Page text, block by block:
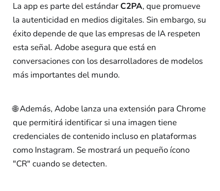
La app es parte del estándar C2PA, que promueve
la autenticidad en medios digitales. Sin embargo, su
éxito depende de que las empresas de IA respeten
esta señal. Adobe asegura que está en
conversaciones con los desarrolladores de modelos
más importantes del mundo.
🌐 Además, Adobe lanza una extensión para Chrome
que permitirá identificar si una imagen tiene
credenciales de contenido incluso en plataformas
como Instagram. Se mostrará un pequeño ícono
"CR" cuando se detecten.